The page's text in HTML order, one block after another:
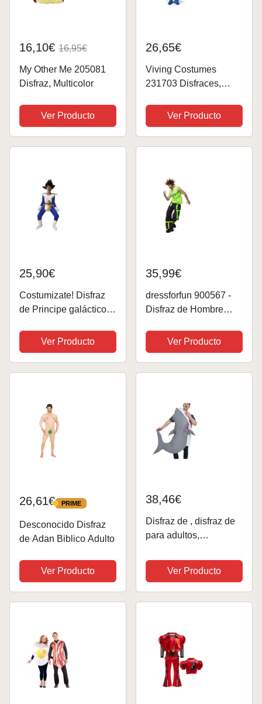
16,10€ 16,95€
My Other Me 205081
Disfraz, Multicolor
Ver Producto
26,65€
Viving Costumes
231703 Disfraces,
Ver Producto
25,90€
Costumizate! Disfraz
de Principe galáctico
niños fiestas de
disfraces o carnaval
Ver Producto
35,99€
dressforfun 900567 -
Disfraz de Hombre
Combinación
Discotequera, Bicolor
(S | No. 302725)
Ver Producto
26,61€ PRIME
PRIME
Desconocido Disfraz
de Adan Biblico Adulto
Ver Producto
38,46€
Disfraz de , disfraz de
para adultos,
imaginación para jugar,
disfraz realista para
festivales, vacaciones
escolares
Ver Producto